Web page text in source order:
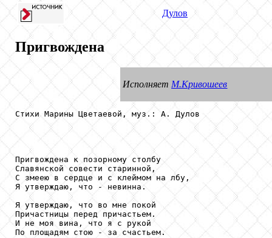
Дулов
Пригвождена
Исполняет М.Кривошеев
Стихи Марины Цветаевой, муз.: А. Дулов
Пригвождена к позорному столбу
Славянской совести старинной,
С змеею в сердце и с клеймом на лбу,
Я утверждаю, что - невинна.
Я утверждаю, что во мне покой
Причастницы перед причастьем.
И не моя вина, что я с рукой
По площадям стою - за счастьем.